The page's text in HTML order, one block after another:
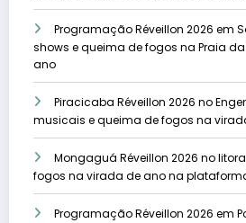
Programação Réveillon 2026 em
shows e queima de fogos na Praia
ano
Piracicaba Réveillon 2026 no
musicais e queima de fogos na
Mongaguá Réveillon 2026 no
fogos na virada de ano na
Programação Réveillon 2026 em